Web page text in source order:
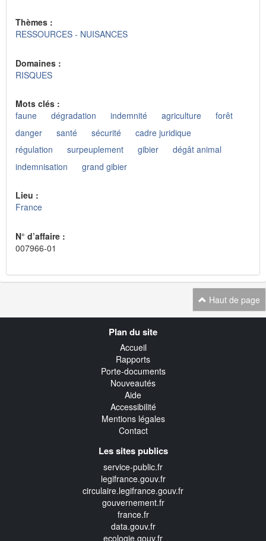
Thèmes :
RESSOURCES - NUISANCES
Domaines :
RISQUES
Mots clés :
faune
dégradation indemnité agriculture
forêt
danger
santé sécurité
cadre juridique
régulation
surpeuplement gibier
dégât animal
indemnisation
grand gibier
Lieu :
France
N° d’affaire :
007966-01
Haut de page
Plan du site
Accueil
Rapports
Porte-documents
Nouveautés
Aide
Accessibilité
Mentions légales
Contact
Les sites publics
service-public.fr
legifrance.gouv.fr
circulaire.legifrance.gouv.fr
gouvernement.fr
france.fr
data.gouv.fr
ecologie.gouv.fr